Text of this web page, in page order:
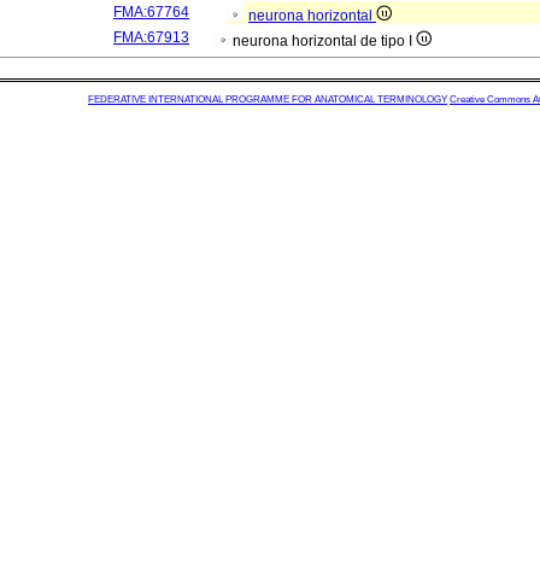
FMA:67764
neurona horizontal
FMA:67913
neurona horizontal de tipo I
FEDERATIVE INTERNATIONAL PROGRAMME FOR ANATOMICAL TERMINOLOGY Creative Commons